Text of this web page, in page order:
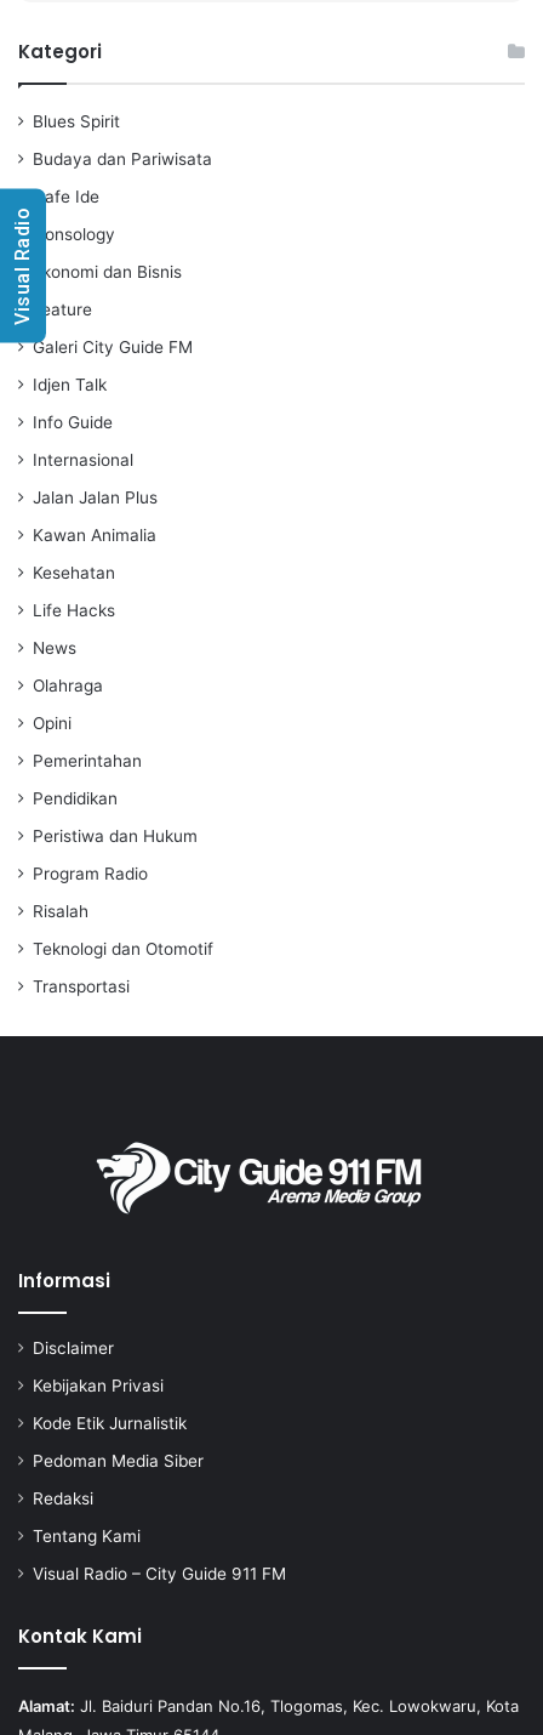
a
Kategori
Blues Spirit
Budaya dan Pariwisata
Cafe Ide
Consology
Ekonomi dan Bisnis
Feature
Galeri City Guide FM
Idjen Talk
Info Guide
Internasional
Jalan Jalan Plus
Kawan Animalia
Kesehatan
Life Hacks
News
Olahraga
Opini
Pemerintahan
Pendidikan
Peristiwa dan Hukum
Program Radio
Risalah
Teknologi dan Otomotif
Transportasi
Informasi
Disclaimer
Kebijakan Privasi
Kode Etik Jurnalistik
Pedoman Media Siber
Redaksi
Tentang Kami
Visual Radio – City Guide 911 FM
Kontak Kami
Alamat: Jl. Baiduri Pandan No.16, Tlogomas, Kec. Lowokwaru, Kota
Visual Radio